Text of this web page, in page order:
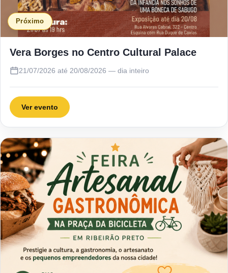
Próximo
Vera Borges no Centro Cultural Palace
21/07/2026 até 20/08/2026 — dia inteiro
Ver evento